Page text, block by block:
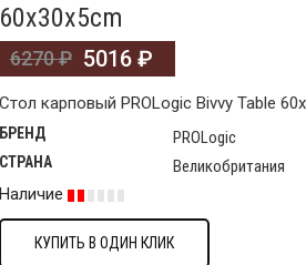
60x30x5cm
6270₽ 5016 ₽
Стол карповый PROLogic Bivvy Table
БРЕНД PROLogic
СТРАНА
Великобритания
Наличие
КУПИТЬ В ОДИН КЛИК